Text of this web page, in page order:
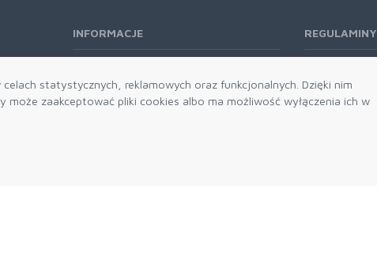
statystycznych, reklamowych oraz funkcjonalnych. Dzięki nim
zaakceptować pliki cookies albo ma możliwość wyłączenia ich w
INFORMACJE
Kontakt
REGULAMINY